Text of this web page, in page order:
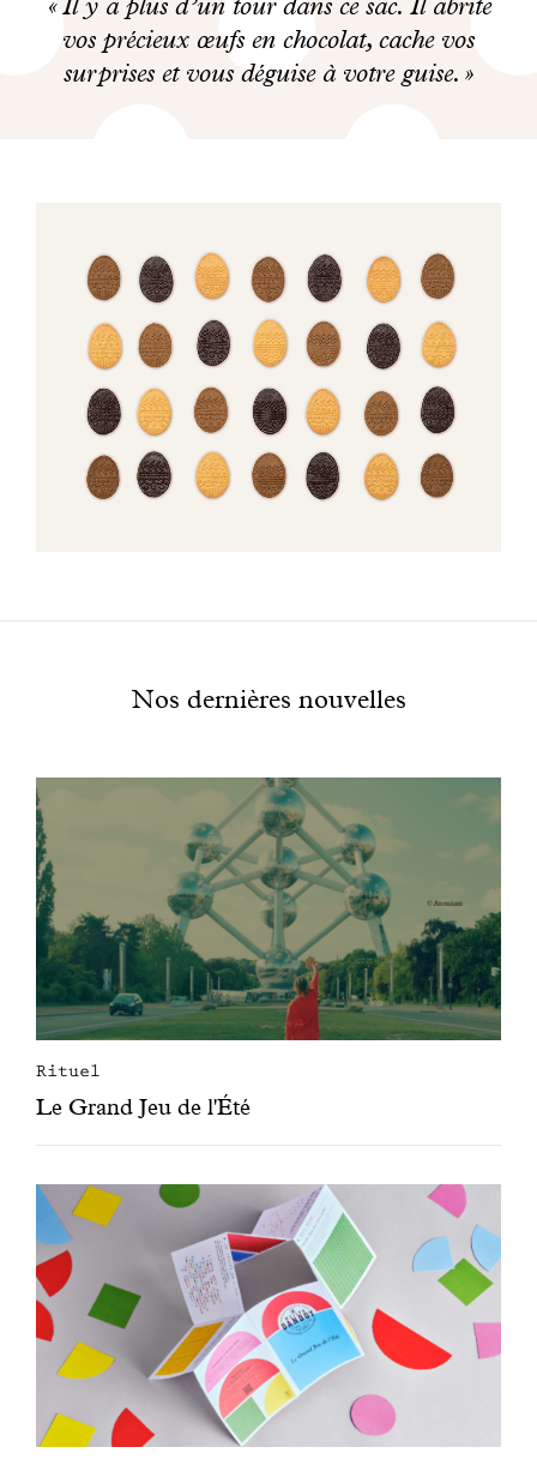
vos précieux œufs en chocolat, cache vos
surprises et vous déguise à votre guise.
Nos dernières nouvelles
Rituel
Le Grand Jeu de l'Été